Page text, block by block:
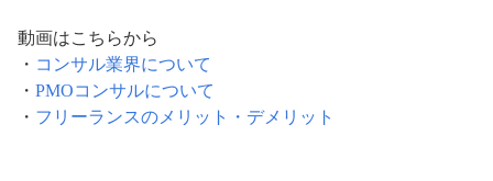
動画はこちらから
・ コンサル業界について
・ PMOコンサルについて
・ フリーランスのメリット・デメリット